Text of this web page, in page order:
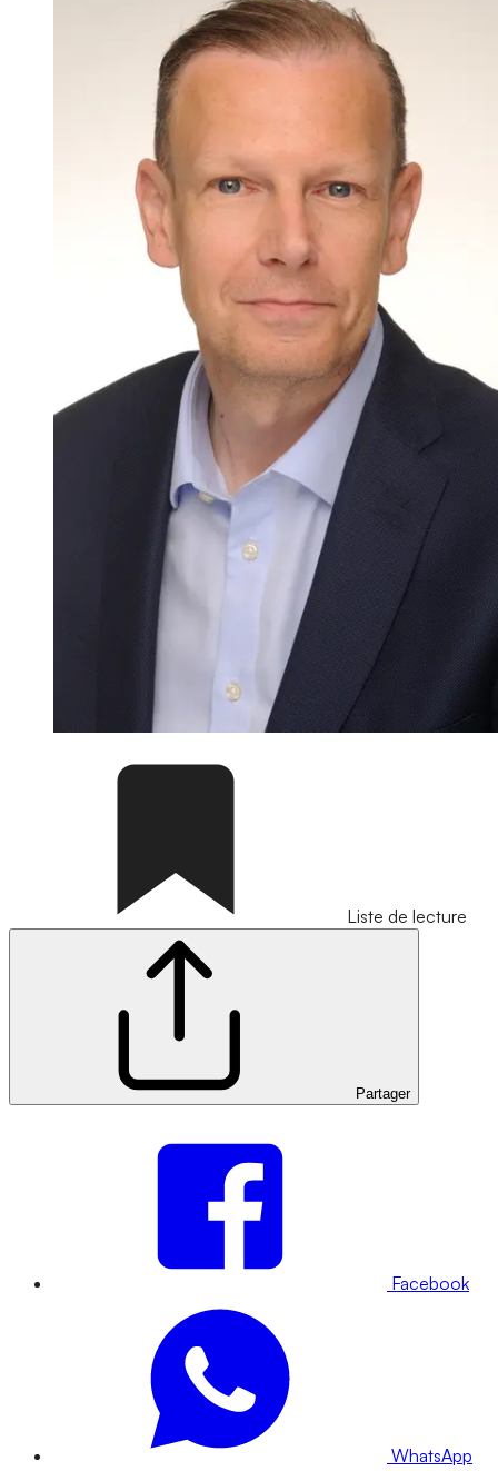
Liste de lecture
Partager
Facebook
WhatsApp